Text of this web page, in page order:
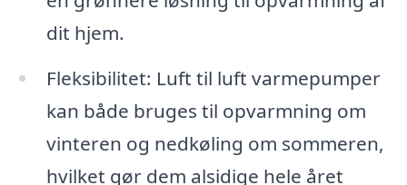
dit hjem.
Fleksibilitet: Luft til luft varmepumper
kan både bruges til opvarmning om
vinteren og nedkøling om sommeren,
hvilket gør dem alsidige hele året